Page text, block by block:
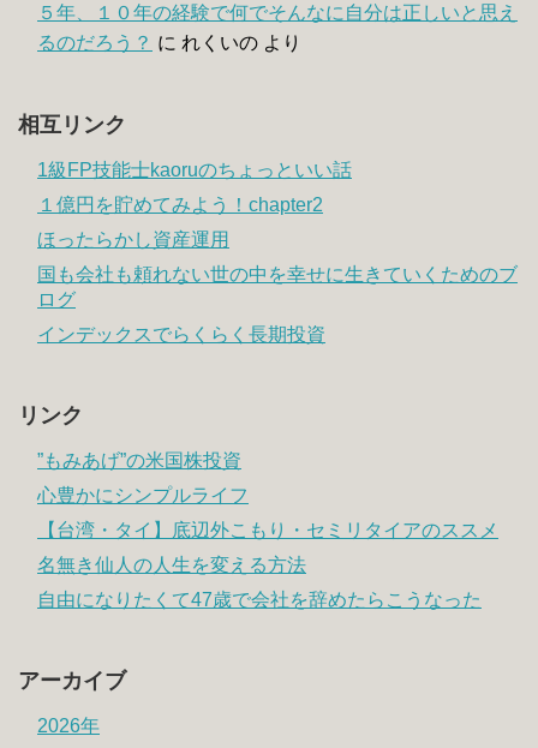
５年、１０年の経験で何でそんなに自分は正しいと思え
るのだろう？ に れくいの より
相互リンク
1級FP技能士kaoruのちょっといい話
１億円を貯めてみよう！chapter2
ほったらかし資産運用
国も会社も頼れない世の中を幸せに生きていくためのブ
ログ
インデックスでらくらく長期投資
リンク
”もみあげ”の米国株投資
心豊かにシンプルライフ
【台湾・タイ】底辺外こもり・セミリタイアのススメ
名無き仙人の人生を変える方法
自由になりたくて47歳で会社を辞めたらこうなった
アーカイブ
2026年